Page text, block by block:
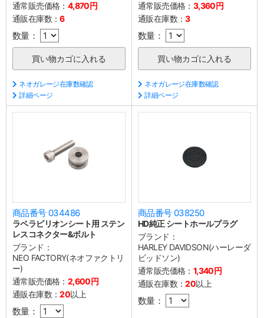
通常販売価格： 4,870円
通販在庫数：6
数量：
ネオガレージ在庫数確認
詳細ページ
通常販売価格： 3,360円
通販在庫数：3
数量：
ネオガレージ在庫数確認
詳細ページ
商品番号 034486
ラペラピリオンシート用 ステン
レスコネクター&ボルト
ブランド：
NEO FACTORY(ネオファクトリ
ー)
通常販売価格： 2,600円
通販在庫数：20以上
数量：
商品番号 038250
HD純正 シートホールプラグ
ブランド：
HARLEY DAVIDSON(ハーレーダ
ビッドソン)
通常販売価格： 1,340円
通販在庫数：20以上
数量：